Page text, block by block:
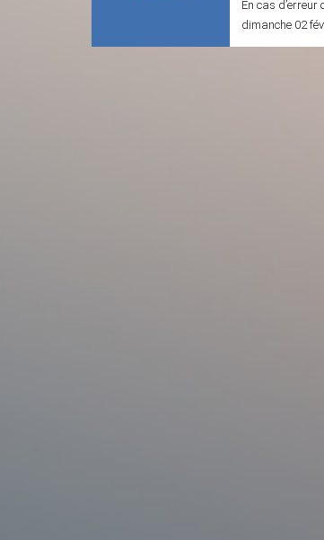
En cas d’erreur
dimanche 02